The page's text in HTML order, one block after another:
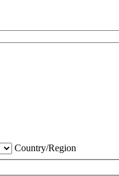
Country/Region